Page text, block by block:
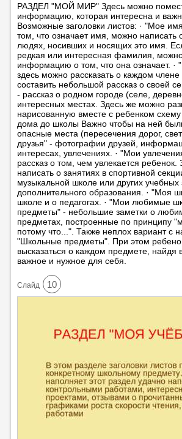
РАЗДЕЛ "МОЙ МИР" Здесь можно
информацию, которая интересна и
Возможные заголовки листов: · "Мое
том, что означает имя, можно написать
людях, носивших и носящих это имя.
редкая или интересная фамилия,
информацию о том, что она означает. ·
здесь можно рассказать о каждом
составить небольшой рассказ о своей
- рассказ о родном городе (селе,
интересных местах. Здесь же можно
нарисованную вместе с ребенком
дома до школы Важно чтобы на ней
опасные места (пересечения дорог,
друзья" - фотографии друзей,
интересах, увлечениях. · "Мои
рассказ о том, чем увлекается
написать о занятиях в спортивной
музыкальной школе или других учебных
дополнительного образования. · "Моя
школе и о педагогах. · "Мои любимые
предметы" - небольшие заметки о
предметах, построенные по принципу
потому что...". Также неплох вариант с
"Школьные предметы". При этом
высказаться о каждом предмете, найдя
важное и нужное для себя.
Cлайд 10